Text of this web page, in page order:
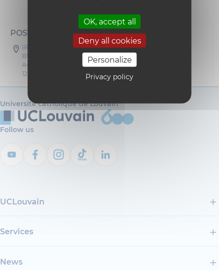
OK, accept all
Deny all cookies
Personalize
Privacy policy
POSTAL ADDRESS
IREC - Harvey
B1.55.01
Avenue Hippocrate 55
1200 Woluwe-Saint-Lambert
Université catholique de Louvain
Follow us
UCLouvain
Services
News